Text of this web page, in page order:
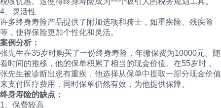
4、灵活性
许多终身寿险产品提供了附加选项和骑士，如重疾险、残疾险
等，使得保险更加个性化和灵活。
案例分析：
张先生在35岁时购买了一份终身寿险，年缴保费为10000元。随
着时间的推移，他的保单积累了相当的现金价值。在55岁时，
张先生被诊断出患有重疾，他选择从保单中提取一部分现金价值
来支付医疗费用，同时保单仍然有效，为他提供保障。
终身寿险的缺点：
1、保费较高